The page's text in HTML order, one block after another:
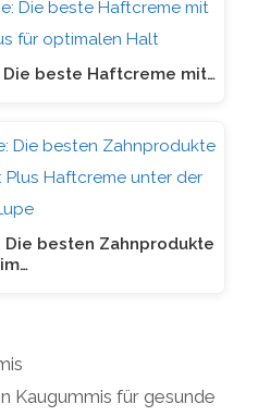
beste Haftcreme mit…
besten Zahnprodukte
im…
Kaugummis für gesunde